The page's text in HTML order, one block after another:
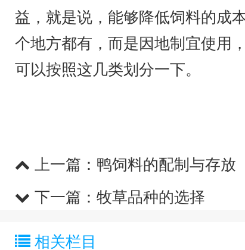
益，就是说，能够降低饲料的成
个地方都有，而是因地制宜使用
可以按照这几类划分一下。
上一篇： 鸭饲料的配制与存放
下一篇： 牧草品种的选择
相关栏目